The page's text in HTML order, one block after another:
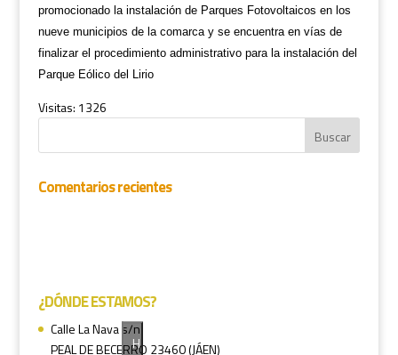
promocionado la instalación de Parques Fotovoltaicos en los
nueve municipios de la comarca y se encuentra en vías de
finalizar el procedimiento administrativo para la instalación del
Parque Eólico del Lirio
Visitas: 1326
Comentarios recientes
¿DÓNDE ESTAMOS?
Calle La Nava s/n
PEAL DE BECERRO 23460 (JÁEN)
H